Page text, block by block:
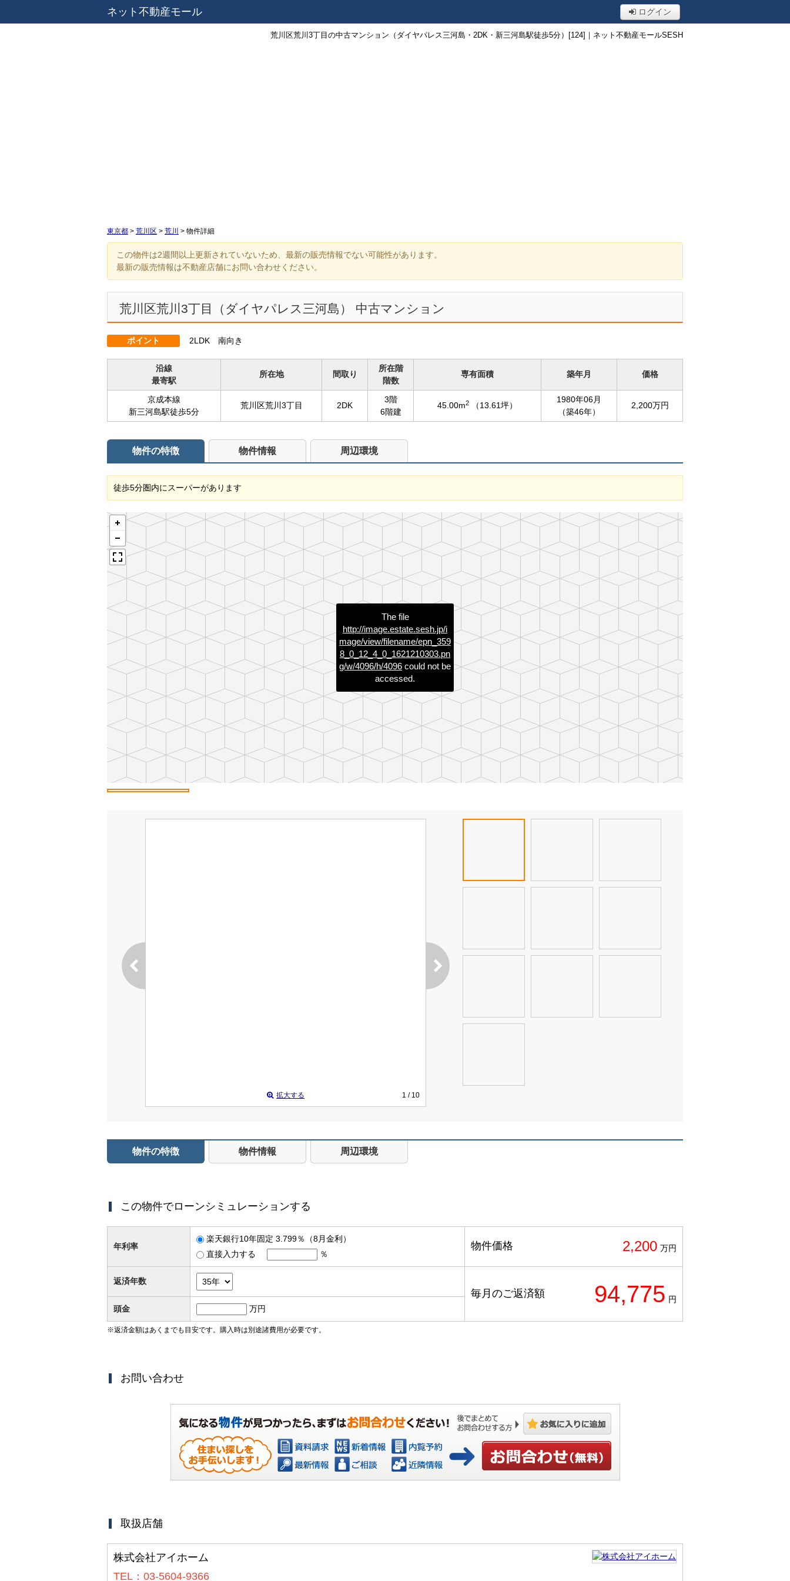
ネット不動産モール ログイン
荒川区荒川3丁目の中古マンション（ダイヤパレス三河島・2DK・新三河島駅徒歩5分）[124]｜ネット不動産モールSESH
東京都 > 荒川区 > 荒川 > 物件詳細
この物件は2週間以上更新されていないため、最新の販売情報でない可能性があります。
最新の販売情報は不動産店舗にお問い合わせください。
荒川区荒川3丁目（ダイヤパレス三河島） 中古マンション
ポイント 2LDK 南向き
沿線
最寄駅
所在地 間取り
所在階
階数
専有面積 築年月 価格
京成本線
新三河島駅徒歩5分
荒川区荒川3丁目 2DK
3階
6階建
45.00m2 （13.61坪）
1980年06月
（築46年）
2,200万円
物件の特徴 物件情報 周辺環境
徒歩5分圏内にスーパーがあります
The file
http://image.estate.sesh.jp/i
mage/view/filename/epn_359
8_0_12_4_0_1621210303.pn
g/w/4096/h/4096 could not be
accessed.
拡大する 1 / 10
物件の特徴 物件情報 周辺環境
この物件でローンシミュレーションする
年利率
楽天銀行10年固定 3.799％（8月金利）
直接入力する
％
物件価格 2,200 万円
返済年数
毎月のご返済額 94,775 円
頭金
万円
※返済金額はあくまでも目安です。購入時は別途諸費用が必要です。
お問い合わせ
お気に入りに追加
取扱店舗
株式会社アイホーム
TEL：03-5604-9366